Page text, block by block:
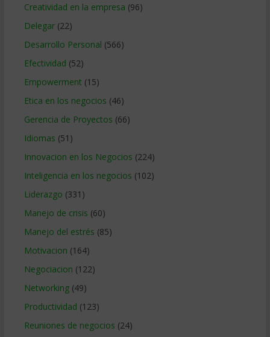
Creatividad en la empresa (96)
Delegar(22)
Desarrollo Personal (566)
Efectividad (52)
Empowerment (15)
Etica en los negocios (46)
Gerencia de Proyectos (66)
Idiomas (51)
Innovacion en los Negocios (224)
Inteligencia en los negocios (102)
Liderazgo (331)
Manejo de crisis (60)
Manejo del estrés (85)
Motivacion (164)
Negociacion (122)
Networking(49)
Productividad (123)
Reuniones de negocios (24)